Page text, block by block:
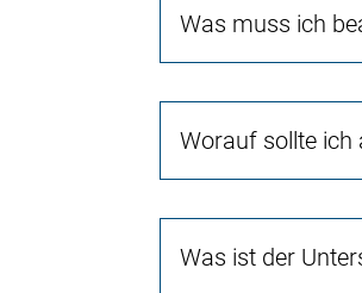
Was muss ich
Worauf sollte ich
Was ist der